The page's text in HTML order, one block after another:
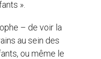
».
– de voir la
au sein des
ou même le